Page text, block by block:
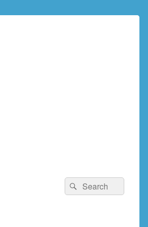
検
索:
検
索